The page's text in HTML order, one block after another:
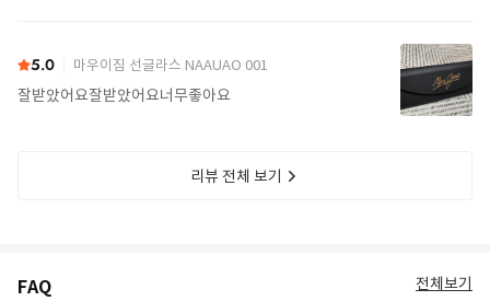
5.0 마우이짐 선글라스 NAAUAO 001
잘받았어요잘받았어요너무좋아요
리뷰 전체 보기
FAQ 전체보기